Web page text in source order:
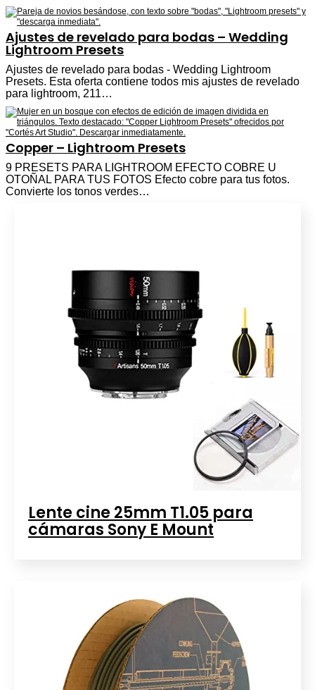
Ajustes de revelado para bodas – Wedding
Lightroom Presets
Ajustes de revelado para bodas - Wedding Lightroom
Presets. Esta oferta contiene todos mis ajustes de revelado
para lightroom, 211…
Copper – Lightroom Presets
9 PRESETS PARA LIGHTROOM EFECTO COBRE U
OTOÑAL PARA TUS FOTOS Efecto cobre para tus fotos.
Convierte los tonos verdes…
Lente cine 25mm T1.05 para
cámaras Sony E Mount